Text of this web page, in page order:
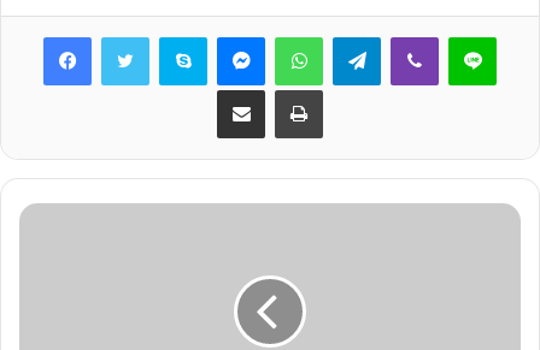
Skype MessengerWhatsAppTelegramViber Line
Share via Email Print